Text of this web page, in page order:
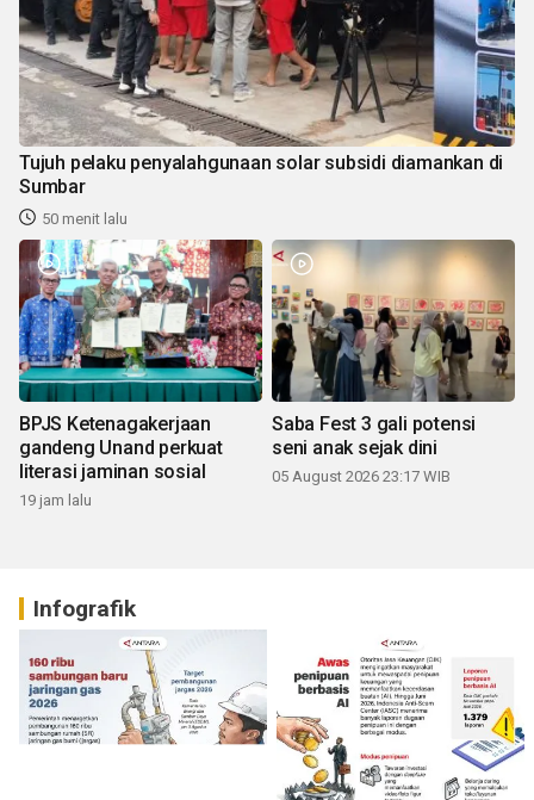
Tujuh pelaku penyalahgunaan solar subsidi diamankan di
Sumbar
50 menit lalu
BPJS Ketenagakerjaan
gandeng Unand perkuat
literasi jaminan sosial
19 jam lalu
Saba Fest 3 gali potensi
seni anak sejak dini
05 August 2026 23:17 WIB
Infografik